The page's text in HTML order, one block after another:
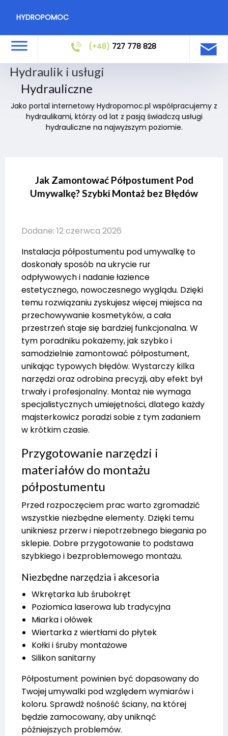
HYDROPOMOC
(+48) 727 778 828
Hydraulik i usługi
Hydrauliczne
Jako portal internetowy Hydropomoc.pl współpracujemy z
hydraulikami, którzy od lat z pasją świadczą usługi
hydrauliczne na najwyższym poziomie.
Jak Zamontować Półpostument Pod
Umywalkę? Szybki Montaż bez Błędów
Dodane: 12 czerwca 2026
Instalacja półpostumentu pod umywalkę to
doskonały sposób na ukrycie rur
odpływowych i nadanie łazience
estetycznego, nowoczesnego wyglądu. Dzięki
temu rozwiązaniu zyskujesz więcej miejsca na
przechowywanie kosmetyków, a cała
przestrzeń staje się bardziej funkcjonalna. W
tym poradniku pokażemy, jak szybko i
samodzielnie zamontować półpostument,
unikając typowych błędów. Wystarczy kilka
narzędzi oraz odrobina precyzji, aby efekt był
trwały i profesjonalny. Montaż nie wymaga
specjalistycznych umiejętności, dlatego każdy
majsterkowicz poradzi sobie z tym zadaniem
w krótkim czasie.
Przygotowanie narzędzi i
materiałów do montażu
półpostumentu
Przed rozpoczęciem prac warto zgromadzić
wszystkie niezbędne elementy. Dzięki temu
unikniesz przerw i niepotrzebnego biegania po
sklepie. Dobre przygotowanie to podstawa
szybkiego i bezproblemowego montażu.
Niezbędne narzędzia i akcesoria
Wkrętarka lub śrubokręt
Poziomica laserowa lub tradycyjna
Miarka i ołówek
Wiertarka z wiertłami do płytek
Kołki i śruby montażowe
Silikon sanitarny
Półpostument powinien być dopasowany do
Twojej umywalki pod względem wymiarów i
koloru. Sprawdź nośność ściany, na której
będzie zamocowany, aby uniknąć
późniejszych problemów.